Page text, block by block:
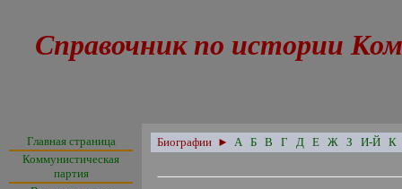
Справочник по истории
Главная страница
Коммунистическая
партия
Биографии ► А Б В Г Д Е Ж З И-Й К